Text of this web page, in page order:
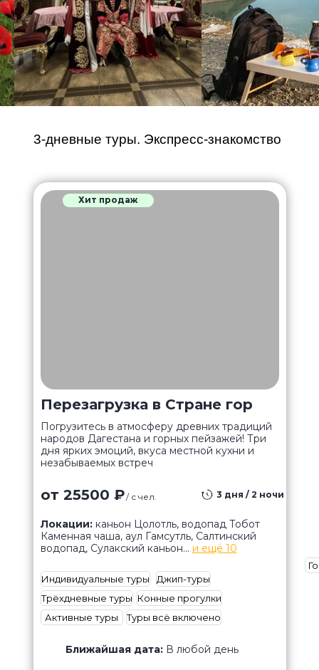
от 25500 ₽
Перезагрузка в Стране гор
3 дня / 2 ночи
/ с чел.
Погрузитесь в атмосферу древних традиций
народов Дагестана и горных пейзажей! Три
дня ярких эмоций, вкуса местной кухни и
незабываемых встреч
Хит продаж
Ближайшая дата: В любой день
Локации: каньон Цолотль, водопад Тобот
Каменная чаша, аул Гамсутль, Салтинский
водопад, Сулакский каньон... и ещё 10
Трёхдневные туры
Индивидуальные туры
Активные туры Туры всё включено
Джип-туры
Конные прогулки
3-дневные туры. Экспресс-знакомство